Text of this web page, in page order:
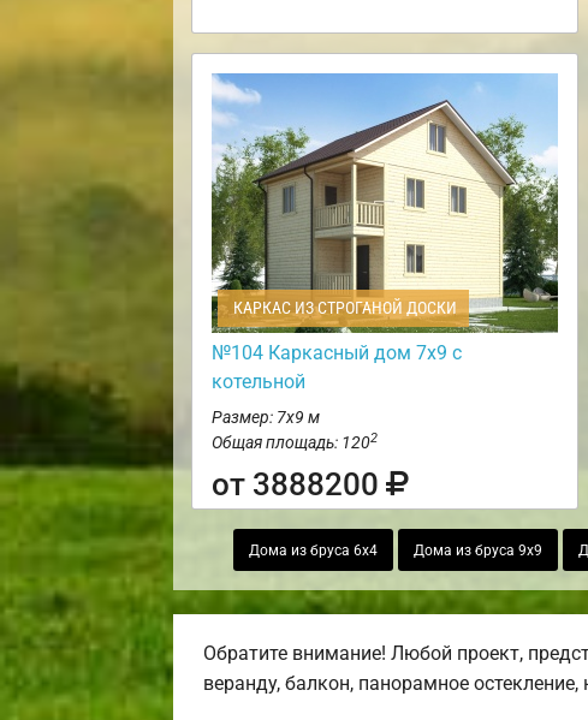
КАРКАС ИЗ СТРОГАНОЙ ДОСКИ
№104 Каркасный дом 7х9 с
котельной
Размер: 7х9 м
Общая площадь: 1202
от 3888200
Дома из бруса 6х4 Дома из бруса 9х9
Обратите внимание! Любой проект,
веранду, балкон, панорамное